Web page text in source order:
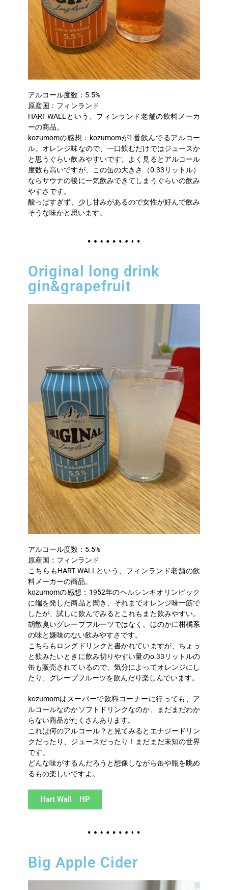
アルコール度数：5.5%
原産国：フィンランド
HART WALLという、フィンランド老舗の飲料メーカ
ーの商品。
kozumomの感想：kozumomが1番飲んでるアルコー
ル。オレンジ味なので、一口飲むだけではジュースか
と思うぐらい飲みやすいです。よく見るとアルコール
度数も高いですが、この缶の大きさ（0.33リットル）
ならサウナの後に一気飲みできてしまうぐらいの飲み
やすさです。
酸っぱすぎず、少し甘みがあるので女性が好んで飲み
そうな味かと思います。
Original long drink
gin&grapefruit
アルコール度数：5.5%
原産国：フィンランド
こちらもHART WALLという、フィンランド老舗の飲
料メーカーの商品。
kozumomの感想：1952年のヘルシンキオリンピック
に端を発した商品と聞き、それまでオレンジ味一筋で
したが、試しに飲んでみるとこれもまた飲みやすい。
胡散臭いグレープフルーツではなく、ほのかに柑橘系
の味と嫌味のない飲みやすさです。
こちらもロングドリンクと書かれていますが、ちょっ
と飲みたいときに飲み切りやすい量のo.33リットルの
缶も販売されているので、気分によってオレンジにし
たり、グレープフルーツを飲んだり楽しんでいます。
kozumomはスーパーで飲料コーナーに行っても、ア
ルコールなのかソフトドリンクなのか、まだまだわか
らない商品がたくさんあります。
これは何のアルコール？と見てみるとエナジードリン
クだったり、ジュースだったり！まだまだ未知の世界
です。
どんな味がするんだろうと想像しながら缶や瓶を眺め
るもの楽しいですよ。
Hart Wall HP
Big Apple Cider